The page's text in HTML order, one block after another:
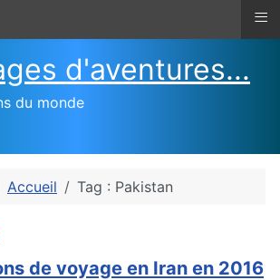
d'aventures...
du monde
Accueil Tag : Pakistan
de voyage en Iran en 2016
≡